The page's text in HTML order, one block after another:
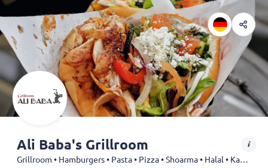
Ali Baba's Grillroom
Grillroom • Hamburgers • Pasta • Pizza • Shoarma • Halal • Kapsalon • Döner • Dürüm • Fries • Kebab • Drinks